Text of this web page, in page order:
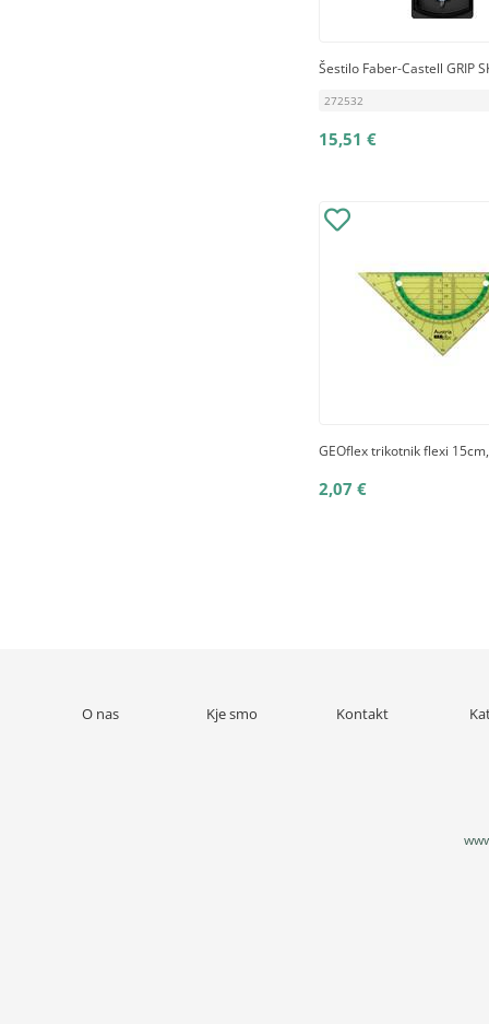
Šestilo Faber-Castell GRIP
272532
15,51 €
GEOflex trikotnik flexi
2,07 €
O nas Kje smo Kontakt